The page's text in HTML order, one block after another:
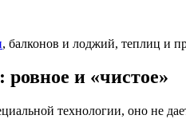
, балконов и лоджий, теплиц и
ровное и «чистое»
технологии, оно не